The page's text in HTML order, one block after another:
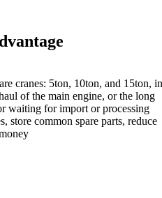
cranes: 5ton, 10ton, and 15ton, in
of the main engine, or the long
waiting for import or processing
store common spare parts, reduce